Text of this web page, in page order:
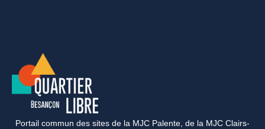
Portail commun des sites de la MJC Palente, de la MJC Clairs-